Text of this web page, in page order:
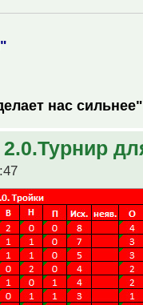
нас сильнее"